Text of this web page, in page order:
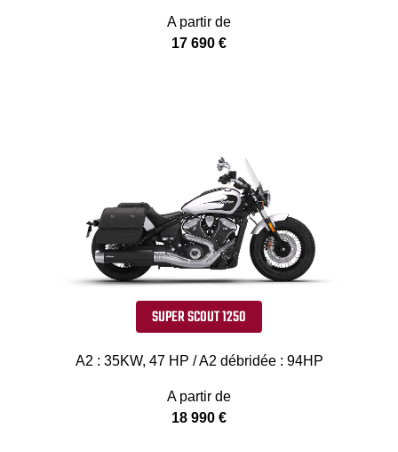
A partir de
17 690 €
SUPER SCOUT 1250
A2 : 35KW, 47 HP / A2 débridée : 94HP
A partir de
18 990 €